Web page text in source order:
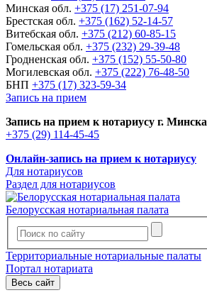
Минская обл. +375 (17) 251-07-94
Брестская обл. +375 (162) 52-14-57
Витебская обл. +375 (212) 60-85-15
Гомельская обл. +375 (232) 29-39-48
Гродненская обл. +375 (152) 55-50-80
Могилевская обл. +375 (222) 76-48-50
БНП +375 (17) 323-59-34
Запись на прием
Запись на прием к нотариусу г. Минска
+375 (29) 114-45-45
Онлайн-запись на прием к нотариусу
Для нотариусов
Раздел для нотариусов
Белорусская нотариальная палата
Территориальные нотариальные палаты
Портал нотариата
Весь сайт